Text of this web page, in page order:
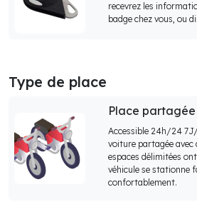
recevrez les
badge chez vous, ou
Type de place
Place partagée
Accessible 24h/24
voiture partagée avec
espaces délimitées
véhicule se stationne
confortablement.